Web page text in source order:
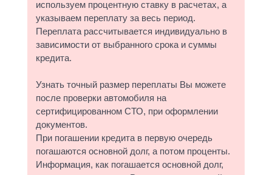
используем процентную ставку в расчетах, а
указываем переплату за весь период.
Переплата рассчитывается индивидуально в
зависимости от выбранного срока и суммы
кредита.
Узнать точный размер переплаты Вы можете
после проверки автомобиля на
сертифицированном СТО, при оформлении
документов.
При погашении кредита в первую очередь
погашаются основной долг, а потом проценты.
Информация, как погашается основной долг,